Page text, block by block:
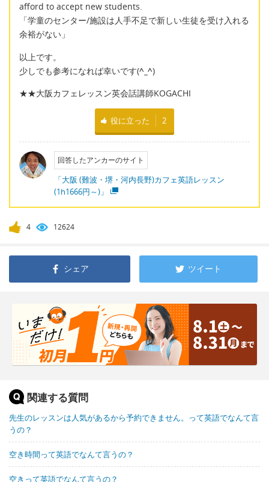
afford to accept new students.
「学童のセンター/施設は人手不足で新しい生徒を受け入れる
余裕がない」
以上です。
少しでも参考になれば幸いです(^_^)
★★大阪カフェレッスン英会話講師KOGACHI
役に立った 2
回答したアンカーのサイト
「大阪 (難波・堺・河内長野)カフェ英語レッスン
(1h1666円～)」
4 12624
シェア ツイート
関連する質問
先生のレッスンは人気があるから予約できません。って英語でなんて言
うの？
空き時間って英語でなんて言うの？
空きって英語でなんて言うの？